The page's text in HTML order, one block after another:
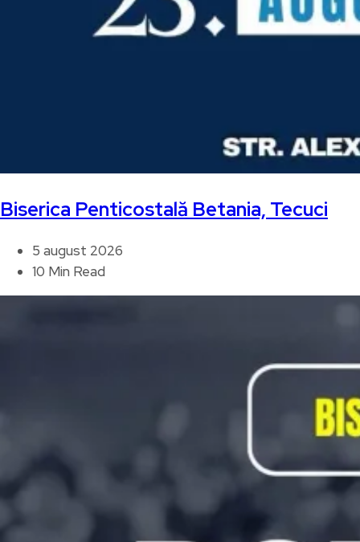
Biserica Penticostală Betania, Tecuci
5 august 2026
10 Min Read